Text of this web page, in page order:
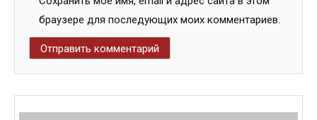
браузере для последующих моих комментариев.